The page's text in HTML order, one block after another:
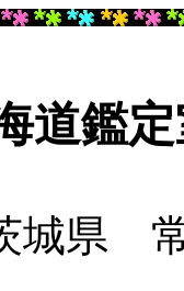
道鑑定
常総